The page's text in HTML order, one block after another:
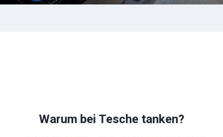
Warum bei Tesche tanken?